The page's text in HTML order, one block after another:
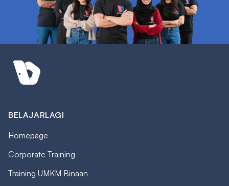
BELAJARLAGI
Homepage
Corporate Training
Training UMKM Binaan